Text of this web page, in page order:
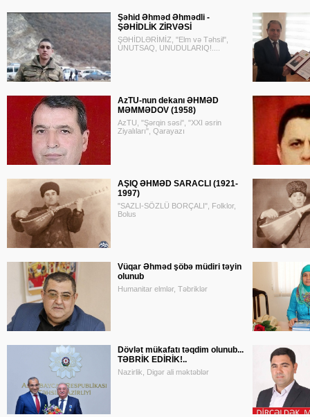
Şəhid Əhməd Əhmədli -
ŞƏHİDLİK ZİRVƏSİ
ŞƏHİDLƏRİMİZ, "Elm və Təhsil",
UNUTSAQ, UNUDULARIQ!....
AzTU-nun dekanı ƏHMƏD
MƏMMƏDOV (1958)
AzTU, "Şərqin səsi", "XXI əsrin
Ziyalıları", Qarayazı
AŞIQ ƏHMƏD SARACLI (1921-
1997)
"SAZLI-SÖZLÜ BORÇALI", Folklor,
Bolus
Vüqar Əhməd şöbə müdiri təyin
olunub
Humanitar elmlər, Təbriklər
Dövlət mükafatı təqdim olunub...
TƏBRİK EDİRİK!..
Nazirlik, Digər ali məktəblər